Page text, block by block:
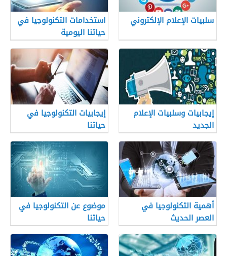
سلبيات الإعلام الإلكتروني
استخدامات التكنولوجيا في
حياتنا اليومية
إيجابيات وسلبيات الإعلام
الجديد
إيجابيات التكنولوجيا في
حياتنا
أهمية التكنولوجيا في
العصر الحديث
موضوع عن التكنولوجيا في
حياتنا